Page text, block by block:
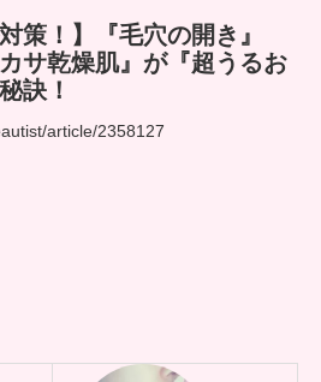
策！】『毛穴の開き』
サ乾燥肌』が『超うるお
訣！
article/2358127